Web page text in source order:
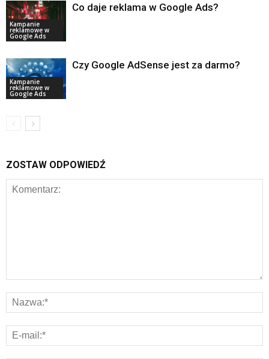
Kampanie
reklamowe w
Google Ads
Co daje reklama w Google Ads?
Kampanie
reklamowe w
Google Ads
Czy Google AdSense jest za darmo?
ZOSTAW ODPOWIEDŹ